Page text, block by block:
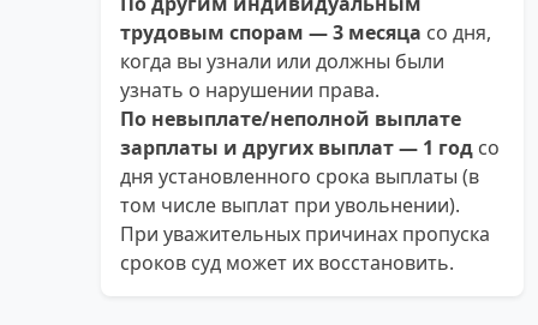
трудовым спорам — 3 месяца со дня,
когда вы узнали или должны были
узнать о нарушении права.
По невыплате/неполной выплате
зарплаты и других выплат — 1 год со
дня установленного срока выплаты (в
том числе выплат при увольнении).
При уважительных причинах пропуска
сроков суд может их восстановить.